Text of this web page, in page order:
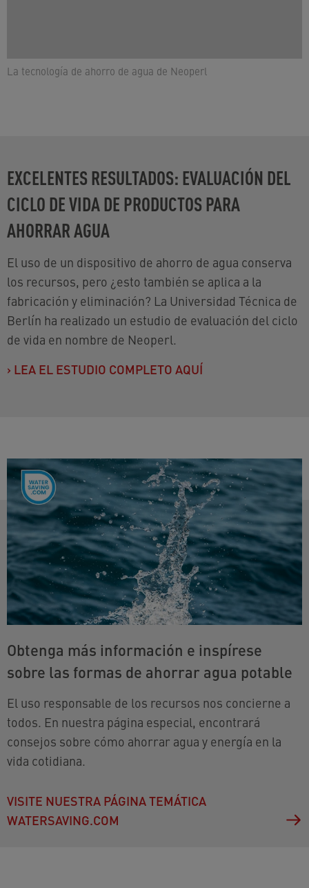
La tecnología de ahorro de agua de Neoperl
EXCELENTES RESULTADOS: EVALUACIÓN DEL
CICLO DE VIDA DE PRODUCTOS PARA
AHORRAR AGUA
El uso de un dispositivo de ahorro de agua conserva
los recursos, pero ¿esto también se aplica a la
fabricación y eliminación? La Universidad Técnica de
Berlín ha realizado un estudio de evaluación del ciclo
de vida en nombre de Neoperl.
› LEA EL ESTUDIO COMPLETO AQUÍ
Obtenga más información e inspírese
sobre las formas de ahorrar agua potable
El uso responsable de los recursos nos concierne a
todos. En nuestra página especial, encontrará
consejos sobre cómo ahorrar agua y energía en la
vida cotidiana.
VISITE NUESTRA PÁGINA TEMÁTICA
WATERSAVING.COM